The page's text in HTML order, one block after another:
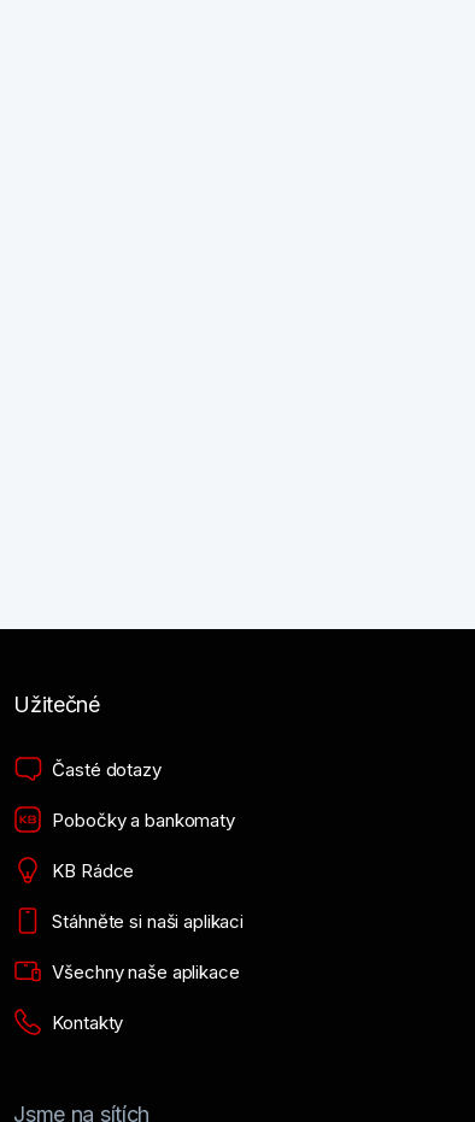
Užitečné
Časté dotazy
Pobočky a bankomaty
KB Rádce
Stáhněte si naši aplikaci
Všechny naše aplikace
Kontakty
Jsme na sítích